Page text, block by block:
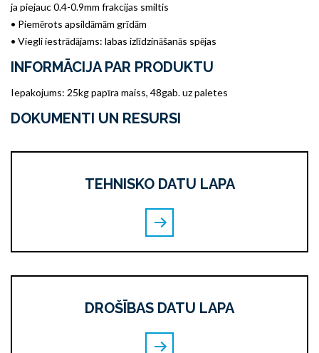
ja piejauc 0.4-0.9mm frakcijas smiltis
• Piemērots apsildāmām grīdām
• Viegli iestrādājams: labas izlīdzināšanās spējas
INFORMĀCIJA PAR PRODUKTU
Iepakojums: 25kg papīra maiss, 48gab. uz paletes
DOKUMENTI UN RESURSI
TEHNISKO DATU LAPA
DROŠĪBAS DATU LAPA